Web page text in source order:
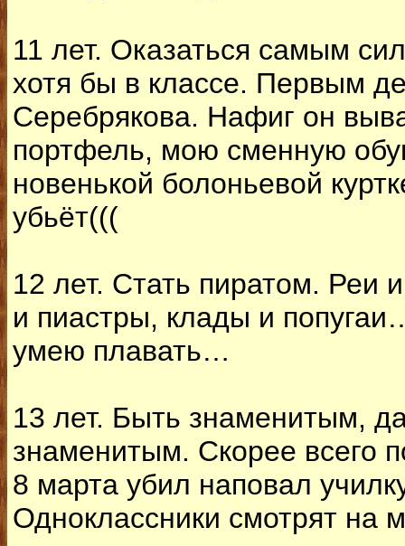
11 лет. Оказаться самым
хотя бы в классе. Первым
Серебрякова. Нафиг он
портфель, мою сменную
новенькой болоньевой
убьёт(((
12 лет. Стать пиратом. Реи
и пиастры, клады и
умею плавать…
13 лет. Быть знаменитым,
знаменитым. Скорее всего
8 марта убил наповал
Одноклассники смотрят на